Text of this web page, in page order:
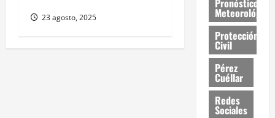
23 agosto, 2025
Pronóstico
Meteorológico
Protección
Civil
Pérez
Cuéllar
Redes
Sociales